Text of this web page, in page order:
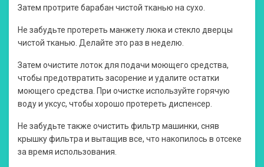
Затем протрите барабан чистой тканью на сухо.
Не забудьте протереть манжету люка и стекло дверцы
чистой тканью. Делайте это раз в неделю.
Затем очистите лоток для подачи моющего средства,
чтобы предотвратить засорение и удалите остатки
моющего средства. При очистке используйте горячую
воду и уксус, чтобы хорошо протереть диспенсер.
Не забудьте также очистить фильтр машинки, сняв
крышку фильтра и вытащив все, что накопилось в отсеке
за время использования.